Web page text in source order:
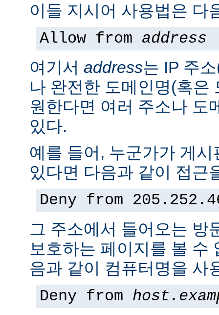
이들 지시어 사용법은 다
Allow from address
여기서 address는 IP 주
나 완전한 도메인명(혹은
원한다면 여러 주소나 도
있다.
예를 들어, 누군가가 게
있다면 다음과 같이 접근
Deny from
그 주소에서 들어오는 방
보호하는 페이지를 볼 수
음과 같이 컴퓨터명을 사
Deny from